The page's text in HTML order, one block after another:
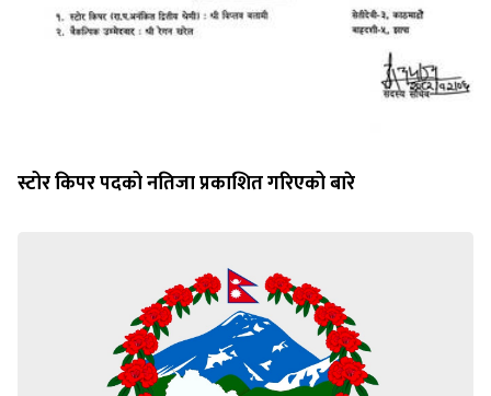
स्टोर किपर पदको नतिजा प्रकाशित गरिएको बारे